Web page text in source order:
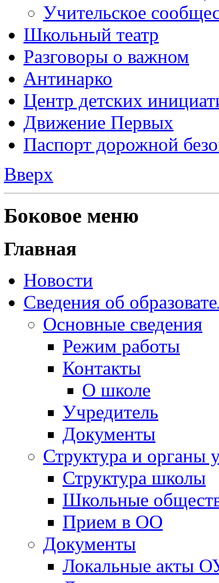
Антинарко
Центр детских
Движение Первых
Паспорт дорожной
Вверх
Боковое меню
Главная
Сведения об
Основные сведения
Режим работы
Контакты
О школе
Учредитель
Документы
Структура и
Структура школы
Школьные
Прием в ОО
Документы
Локальные акты
Документы
График
Образование